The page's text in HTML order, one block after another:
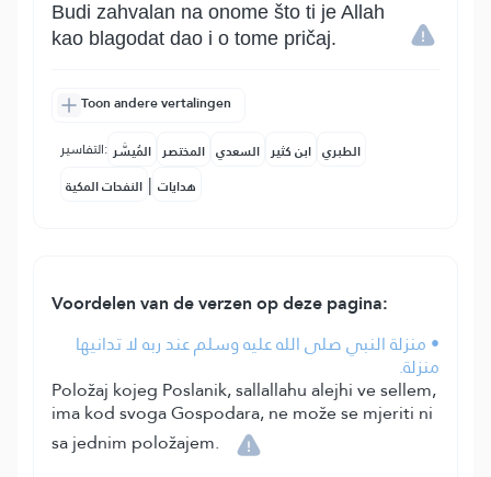
Budi zahvalan na onome što ti je Allah
kao blagodat dao i o tome pričaj.
Toon andere vertalingen
التفاسير: المُيسَّر المختصر السعدي ابن كثير الطبري
النفحات المكية | هدايات
Voordelen van de verzen op deze pagina:
• منزلة النبي صلى الله عليه وسلم عند ربه لا تدانيها
منزلة.
Položaj kojeg Poslanik, sallallahu alejhi ve sellem,
ima kod svoga Gospodara, ne može se mjeriti ni
sa jednim položajem.